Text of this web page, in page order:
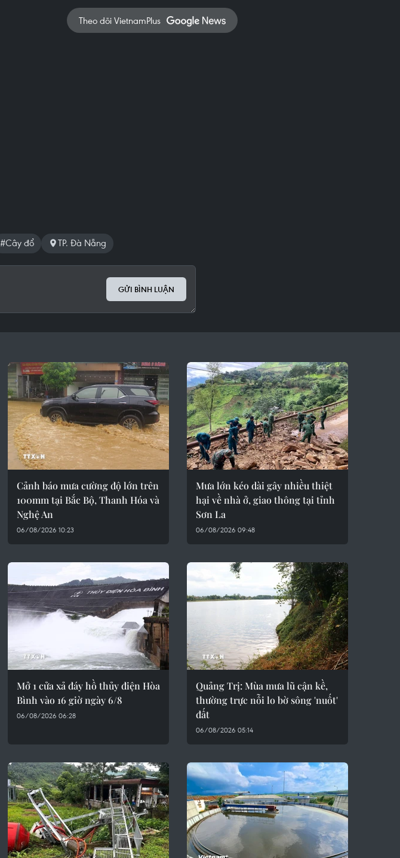
Theo dõi VietnamPlus
#Cây đổ TP. Đà Nẵng
GỬI BÌNH LUẬN
Cảnh báo mưa cường độ lớn trên
100mm tại Bắc Bộ, Thanh Hóa và
Nghệ An
06/08/2026 10:23
Mưa lớn kéo dài gây nhiều thiệt
hại về nhà ở, giao thông tại tỉnh
Sơn La
06/08/2026 09:48
Mở 1 cửa xả đáy hồ thủy điện Hòa
Bình vào 16 giờ ngày 6/8
06/08/2026 06:28
Quảng Trị: Mùa mưa lũ cận kề,
thường trực nỗi lo bờ sông 'nuốt'
đất
06/08/2026 05:14